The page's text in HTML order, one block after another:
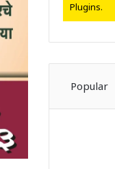
Plugins.
Popular